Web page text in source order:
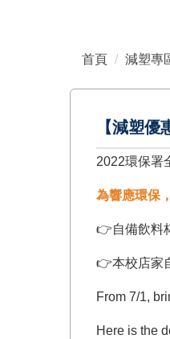
首頁 減塑專
【減塑
2022環保署
為響應環保
👉自備飲料
👉本校店家
From 7/1,
Here is the